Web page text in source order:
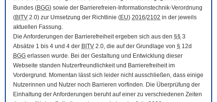
Bundes (BGG) sowie der Barrierefreien-Informationstechnik-Verordnung
(BITV 2.0) zur Umsetzung der Richtlinie (EU) 2016/2102 in der jeweils
aktuellen Fassung.
Die Anforderungen der Barrierefreiheit ergeben sich aus den §§ 3
Absätze 1 bis 4 und 4 der BITV 2.0, die auf der Grundlage von § 12d
BGG erlassen wurde. Bei der Gestaltung und Entwicklung dieser
Webseite standen Nutzerfreundlichkeit und Barrierefreiheit im
Vordergrund. Momentan lässt sich leider nicht ausschließen, dass einige
Nutzerinnen und Nutzer noch Barrieren vorfinden. Die Überprüfung der
Einhaltung der Anforderungen beruht auf einer zu verschiedenen Zeiten